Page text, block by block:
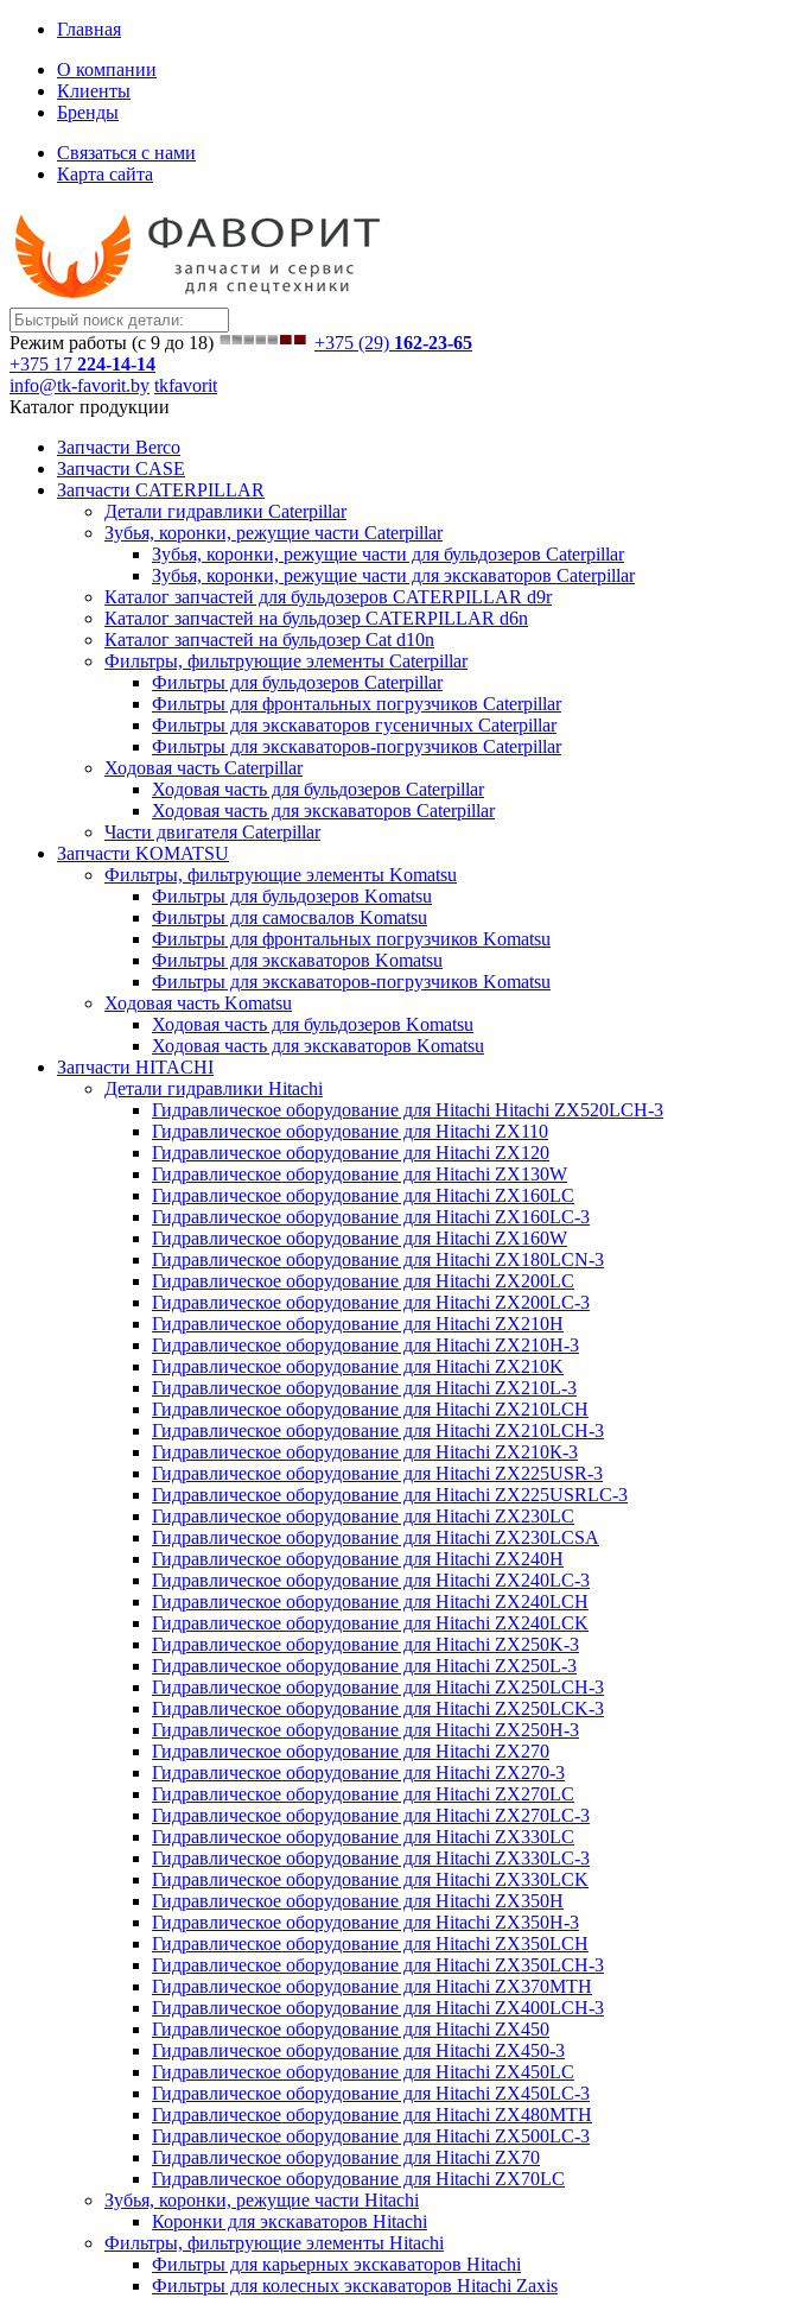
Главная
О компании
Клиенты
Бренды
Связаться с нами
Карта сайта
Режим работы (с 9 до 18) +375 (29) 162-23-65
+375 17 224-14-14
info@tk-favorit.by tkfavorit
Каталог продукции
Запчасти Berco
Запчасти CASE
Запчасти CATERPILLAR
Детали гидравлики Caterpillar
Зубья, коронки, режущие части Caterpillar
Зубья, коронки, режущие части для бульдозеров Caterpillar
Зубья, коронки, режущие части для экскаваторов Caterpillar
Каталог запчастей для бульдозеров CATERPILLAR d9r
Каталог запчастей на бульдозер CATERPILLAR d6n
Каталог запчастей на бульдозер Сat d10n
Фильтры, фильтрующие элементы Caterpillar
Фильтры для бульдозеров Caterpillar
Фильтры для фронтальных погрузчиков Caterpillar
Фильтры для экскаваторов гусеничных Caterpillar
Фильтры для экскаваторов-погрузчиков Caterpillar
Ходовая часть Caterpillar
Ходовая часть для бульдозеров Caterpillar
Ходовая часть для экскаваторов Caterpillar
Части двигателя Caterpillar
Запчасти KOMATSU
Фильтры, фильтрующие элементы Komatsu
Фильтры для бульдозеров Komatsu
Фильтры для самосвалов Komatsu
Фильтры для фронтальных погрузчиков Komatsu
Фильтры для экскаваторов Komatsu
Фильтры для экскаваторов-погрузчиков Komatsu
Ходовая часть Komatsu
Ходовая часть для бульдозеров Komatsu
Ходовая часть для экскаваторов Komatsu
Запчасти HITACHI
Детали гидравлики Hitachi
Гидравлическое оборудование для Hitachi Hitachi ZX520LCH-3
Гидравлическое оборудование для Hitachi ZX110
Гидравлическое оборудование для Hitachi ZX120
Гидравлическое оборудование для Hitachi ZX130W
Гидравлическое оборудование для Hitachi ZX160LC
Гидравлическое оборудование для Hitachi ZX160LC-3
Гидравлическое оборудование для Hitachi ZX160W
Гидравлическое оборудование для Hitachi ZX180LCN-3
Гидравлическое оборудование для Hitachi ZX200LC
Гидравлическое оборудование для Hitachi ZX200LC-3
Гидравлическое оборудование для Hitachi ZX210H
Гидравлическое оборудование для Hitachi ZX210H-3
Гидравлическое оборудование для Hitachi ZX210K
Гидравлическое оборудование для Hitachi ZX210L-3
Гидравлическое оборудование для Hitachi ZX210LCH
Гидравлическое оборудование для Hitachi ZX210LCH-3
Гидравлическое оборудование для Hitachi ZX210К-3
Гидравлическое оборудование для Hitachi ZX225USR-3
Гидравлическое оборудование для Hitachi ZX225USRLC-3
Гидравлическое оборудование для Hitachi ZX230LC
Гидравлическое оборудование для Hitachi ZX230LCSA
Гидравлическое оборудование для Hitachi ZX240H
Гидравлическое оборудование для Hitachi ZX240LC-3
Гидравлическое оборудование для Hitachi ZX240LCH
Гидравлическое оборудование для Hitachi ZX240LCK
Гидравлическое оборудование для Hitachi ZX250K-3
Гидравлическое оборудование для Hitachi ZX250L-3
Гидравлическое оборудование для Hitachi ZX250LCH-3
Гидравлическое оборудование для Hitachi ZX250LCK-3
Гидравлическое оборудование для Hitachi ZX250Н-3
Гидравлическое оборудование для Hitachi ZX270
Гидравлическое оборудование для Hitachi ZX270-3
Гидравлическое оборудование для Hitachi ZX270LC
Гидравлическое оборудование для Hitachi ZX270LC-3
Гидравлическое оборудование для Hitachi ZX330LC
Гидравлическое оборудование для Hitachi ZX330LC-3
Гидравлическое оборудование для Hitachi ZX330LCK
Гидравлическое оборудование для Hitachi ZX350H
Гидравлическое оборудование для Hitachi ZX350H-3
Гидравлическое оборудование для Hitachi ZX350LCH
Гидравлическое оборудование для Hitachi ZX350LCH-3
Гидравлическое оборудование для Hitachi ZX370MTH
Гидравлическое оборудование для Hitachi ZX400LCH-3
Гидравлическое оборудование для Hitachi ZX450
Гидравлическое оборудование для Hitachi ZX450-3
Гидравлическое оборудование для Hitachi ZX450LC
Гидравлическое оборудование для Hitachi ZX450LC-3
Гидравлическое оборудование для Hitachi ZX480MTH
Гидравлическое оборудование для Hitachi ZX500LC-3
Гидравлическое оборудование для Hitachi ZX70
Гидравлическое оборудование для Hitachi ZX70LC
Зубья, коронки, режущие части Hitachi
Коронки для экскаваторов Hitachi
Фильтры, фильтрующие элементы Hitachi
Фильтры для карьерных экскаваторов Hitachi
Фильтры для колесных экскаваторов Hitachi Zaxis